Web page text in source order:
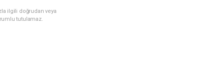
ilgili doğrudan veya
tutulamaz.